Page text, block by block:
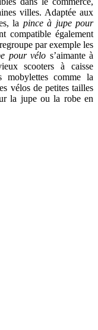
villes. Adaptée aux
la pince à jupe pour
compatible également
par exemple les
pour vélo s’aimante à
scooters à caisse
mobylettes comme la
vélos de petites tailles
la jupe ou la robe en